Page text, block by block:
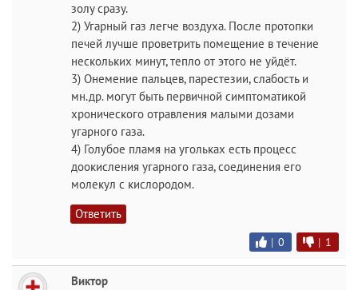
золу сразу.
2) Угарный газ легче воздуха. После протопки
печей лучше проветрить помещение в течение
нескольких минут, тепло от этого не уйдёт.
3) Онемение пальцев, парестезии, слабость и
мн.др. могут быть первичной симптоматикой
хронического отравления малыми дозами
угарного газа.
4) Голубое пламя на угольках есть процесс
доокисления угарного газа, соединения его
молекул с кислородом.
Ответить
| 0 | 1
Виктор